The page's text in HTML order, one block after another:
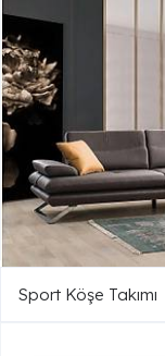
Sport Köşe Takımı